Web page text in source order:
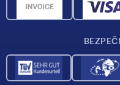
CAD data